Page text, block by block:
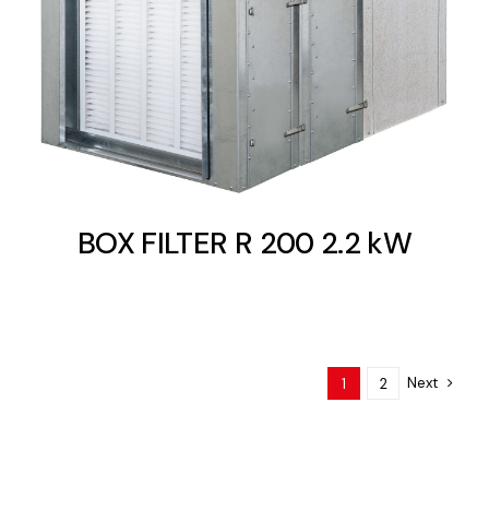
BOX FILTER R 200 2.2 kW
1 2 Next